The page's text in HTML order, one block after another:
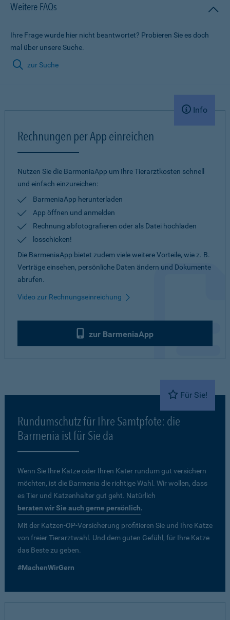
Weitere FAQs
Ihre Frage wurde hier nicht beantwortet? Probieren Sie es doch
mal über unsere Suche.
zur Suche
Info
Rechnungen per App einreichen
Nutzen Sie die BarmeniaApp um Ihre Tierarztkosten schnell
und einfach einzureichen:
BarmeniaApp herunterladen
App öffnen und anmelden
Rechnung abfotografieren oder als Datei hochladen
losschicken!
Die BarmeniaApp bietet zudem viele weitere Vorteile, wie z. B.
Verträge einsehen, persönliche Daten ändern und Dokumente
abrufen.
Video zur Rechnungseinreichung
zur BarmeniaApp
Für Sie!
Rundumschutz für Ihre Samtpfote: die
Barmenia ist für Sie da
Wenn Sie Ihre Katze oder Ihren Kater rundum gut versichern
möchten, ist die Barmenia die richtige Wahl. Wir wollen, dass
es Tier und Katzenhalter gut geht. Natürlich
beraten wir Sie auch gerne persönlich.
Mit der Katzen-OP-Versicherung profitieren Sie und Ihre Katze
von freier Tierarztwahl. Und dem guten Gefühl, für Ihre Katze
das Beste zu geben.
#MachenWirGern